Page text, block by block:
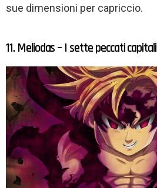
sue dimensioni per capriccio.
11. Meliodas – I sette peccati capitali